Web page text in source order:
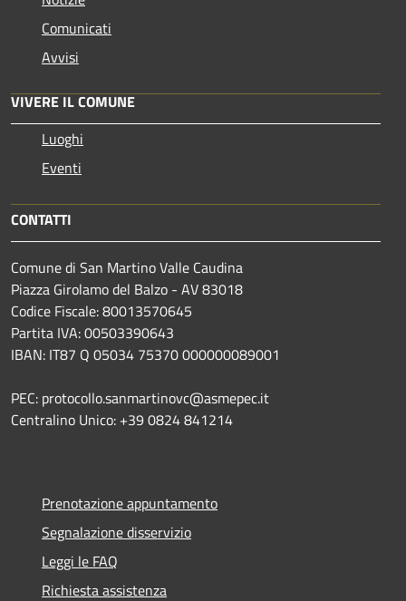
Comunicati
Avvisi
VIVERE IL COMUNE
Luoghi
Eventi
CONTATTI
Comune di San Martino Valle Caudina
Piazza Girolamo del Balzo - AV 83018
Codice Fiscale: 80013570645
Partita IVA: 00503390643
IBAN: IT87 Q 05034 75370 000000089001
PEC: protocollo.sanmartinovc@asmepec.it
Centralino Unico: +39 0824 841214
Prenotazione appuntamento
Segnalazione disservizio
Leggi le FAQ
Richiesta assistenza